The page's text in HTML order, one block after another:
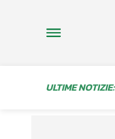
ULTIME NOTIZIE: